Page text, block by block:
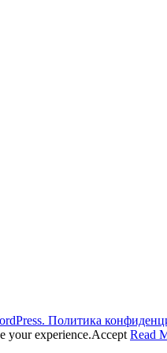
Политика
your experience.Accept Read